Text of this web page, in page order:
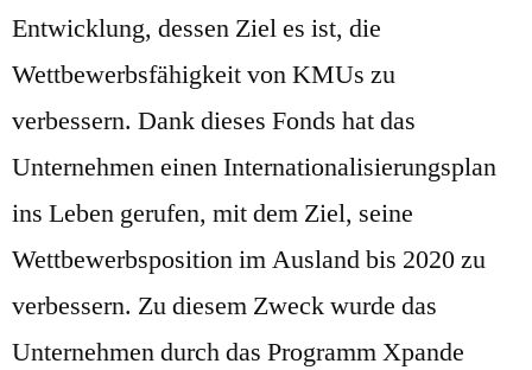
Entwicklung, dessen Ziel es ist, die
Wettbewerbsfähigkeit von KMUs zu
verbessern. Dank dieses Fonds hat das
Unternehmen einen Internationalisierungsplan
ins Leben gerufen, mit dem Ziel, seine
Wettbewerbsposition im Ausland bis 2020 zu
verbessern. Zu diesem Zweck wurde das
Unternehmen durch das Programm Xpande